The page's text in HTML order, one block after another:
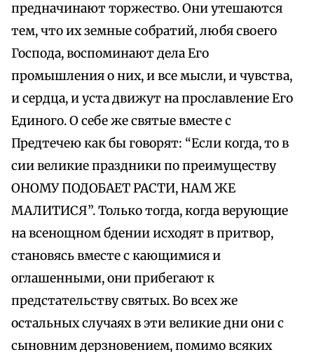
предначинают торжество. Они утешаются
тем, что их земные собратий, любя своего
Господа, воспоминают дела Его
промышления о них, и все мысли, и чувства,
и сердца, и уста движут на прославление Его
Единого. О себе же святые вместе с
Предтечею как бы говорят: “Если когда, то в
сии великие праздники по преимуществу
ОНОМУ ПОДОБАЕТ РАСТИ, НАМ ЖЕ
МАЛИТИСЯ”. Только тогда, когда верующие
на всенощном бдении исходят в притвор,
становясь вместе с кающимися и
оглашенными, они прибегают к
предстательству святых. Во всех же
остальных случаях в эти великие дни они с
сыновним дерзновением, помимо всяких